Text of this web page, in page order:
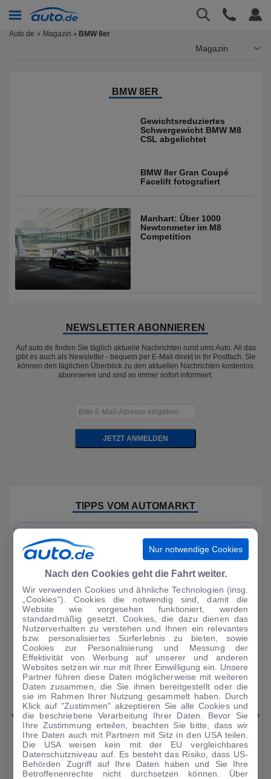
Auto.de Magazin » BMW 8er
Magazin
BMW 8ER
Gewichtsreduziertes
Schwergewicht BMW M8
CSL abgelichtet
BMW 8er Gran Coupé
Facelift fotografiert
Manhart: Über 1000
Newtonmeter im M8
Competition
NEWSLETTER ABONNIEREN
Auf auto.de finden Sie täglich aktuelle Nachrichten rund ums Auto. All das
gibt es auch als Newsletter - bequem per E-Mail direkt in Ihr Postfach. Sie
können den täglichen Überblick zu den aktuellen Nachrichten kostenlos
abonnieren und sind so immer sofort informiert.
JETZT ANMELDEN
TIPPS VOM AUTOMARKT
1| 17
Peugeot 2008
e-2008 GT Pack
54.217 km·04/2022··Elektro·Automatik
Finanzierung Kaufen
Nur notwendige Cookies
Nach den Cookies geht die Fahrt weiter.
Wir verwenden Cookies und ähnliche Technologien (insg.
„Cookies“). Cookies die notwendig sind, damit die
Website wie vorgesehen funktioniert, werden
standardmäßig gesetzt. Cookies, die dazu dienen das
Nutzerverhalten zu verstehen und Ihnen ein relevantes
bzw. personalisiertes Surferlebnis zu bieten, sowie
Cookies zur Personalisierung und Messung der
Effektivität von Werbung auf unserer und anderen
Websites setzen wir nur mit Ihrer Einwilligung ein. Unsere
Partner führen diese Daten möglicherweise mit weiteren
Daten zusammen, die Sie ihnen bereitgestellt oder die
sie im Rahmen Ihrer Nutzung gesammelt haben. Durch
Klick auf "Zustimmen" akzeptieren Sie alle Cookies und
die beschriebene Verarbeitung Ihrer Daten. Bevor Sie
Ihre Zustimmung erteilen, beachten Sie bitte, dass wir
Ihre Daten auch mit Partnern mit Sitz in den USA teilen.
Die USA weisen kein mit der EU vergleichbares
Datenschutzniveau auf. Es besteht das Risiko, dass US-
Behörden Zugriff auf Ihre Daten haben und Sie Ihre
Betroffenenrechte nicht durchsetzen können. Über